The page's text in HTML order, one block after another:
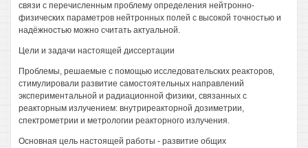
связи с перечисленным проблему определения нейтронно-
физических параметров нейтронных полей с высокой точностью и
надёжностью можно считать актуальной.
Цели и задачи настоящей диссертации
Проблемы, решаемые с помощью исследовательских реакторов,
стимулировали развитие самостоятельных направлений
экспериментальной и радиационной физики, связанных с
реакторным излучением: внутриреакторной дозиметрии,
спектрометрии и метрологии реакторного излучения.
Основная цель настоящей работы - развитие общих